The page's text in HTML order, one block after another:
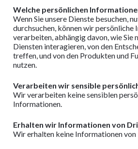
Welche persönlichen
Wenn Sie unsere Dienste besuchen,
durchsuchen, können wir persönliche
verarbeiten, abhängig davon, wie Sie
Diensten interagieren, von den
treffen, und von den Produkten und
nutzen.
Verarbeiten wir sensible
Wir verarbeiten keine sensiblen
Informationen.
Erhalten wir Informationen von
Wir erhalten keine Informationen von